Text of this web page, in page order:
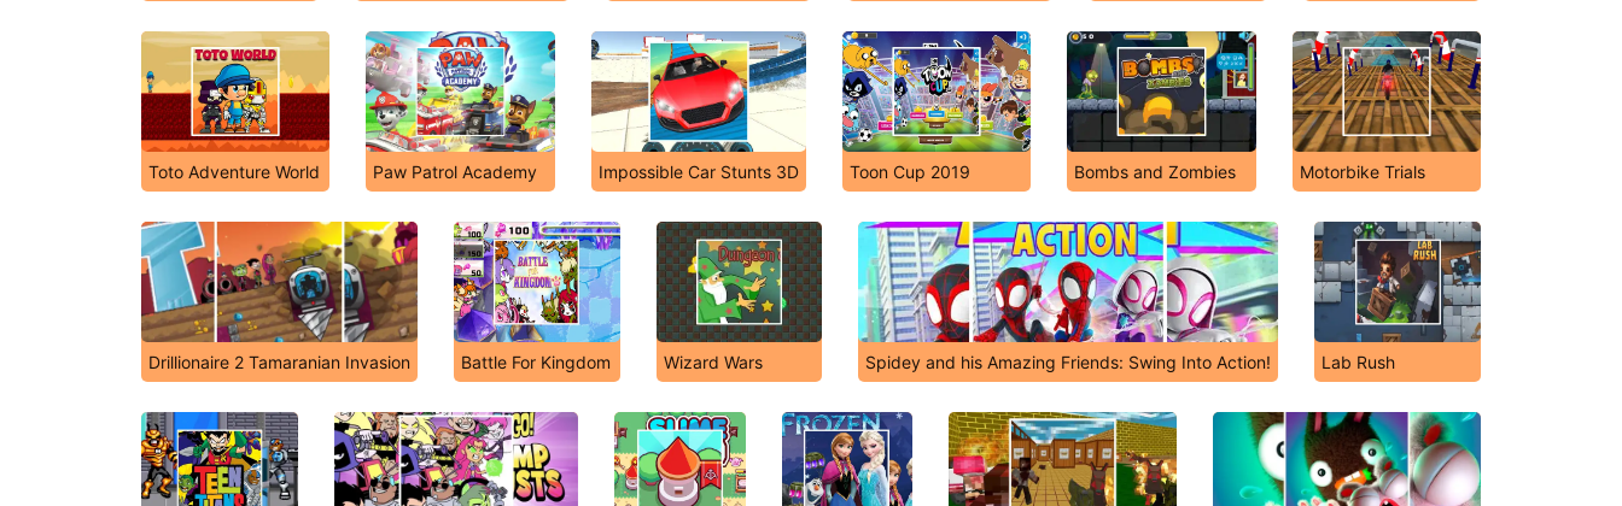
Toto Adventure World Paw Patrol Academy Impossible Car Stunts 3D Toon Cup 2019 Bombs and Zombies Motorbike Trials
Drillionaire 2 Tamaranian Invasion Battle For Kingdom Wizard Wars Spidey and his Amazing Friends: Swing Into Action! Lab Rush